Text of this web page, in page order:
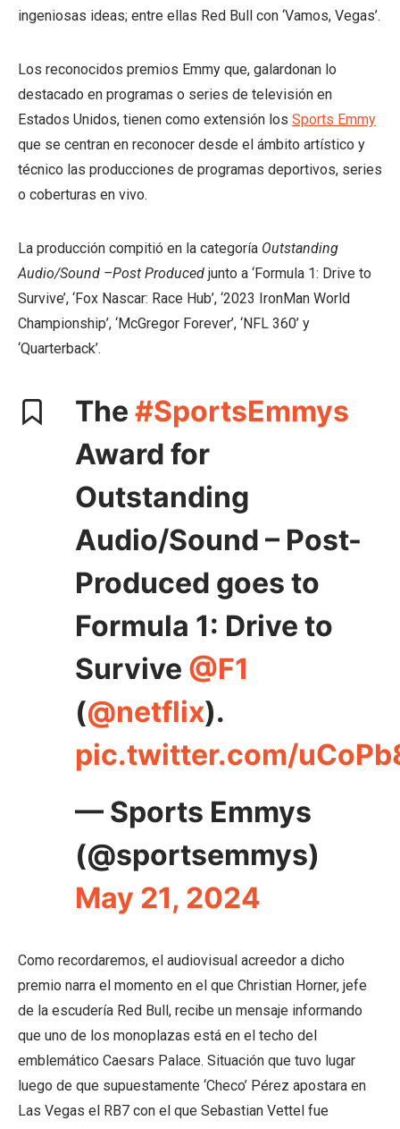
ingeniosas ideas; entre ellas Red Bull con ‘Vamos, Vegas’.
Los reconocidos premios Emmy que, galardonan lo
destacado en programas o series de televisión en
Estados Unidos, tienen como extensión los Sports Emmy
que se centran en reconocer desde el ámbito artístico y
técnico las producciones de programas deportivos, series
o coberturas en vivo.
La producción compitió en la categoría Outstanding
Audio/Sound –Post Produced junto a ‘Formula 1: Drive to
Survive’, ‘Fox Nascar: Race Hub’, ‘2023 IronMan World
Championship’, ‘McGregor Forever’, ‘NFL 360’ y
‘Quarterback’.
The #SportsEmmys
Award for
Outstanding
Audio/Sound – Post-
Produced goes to
Formula 1: Drive to
Survive @F1
(@netflix).
pic.twitter.com/
— Sports Emmys
(@sportsemmys)
May 21, 2024
Como recordaremos, el audiovisual acreedor a dicho
premio narra el momento en el que Christian Horner, jefe
de la escudería Red Bull, recibe un mensaje informando
que uno de los monoplazas está en el techo del
emblemático Caesars Palace. Situación que tuvo lugar
luego de que supuestamente ‘Checo’ Pérez apostara en
Las Vegas el RB7 con el que Sebastian Vettel fue